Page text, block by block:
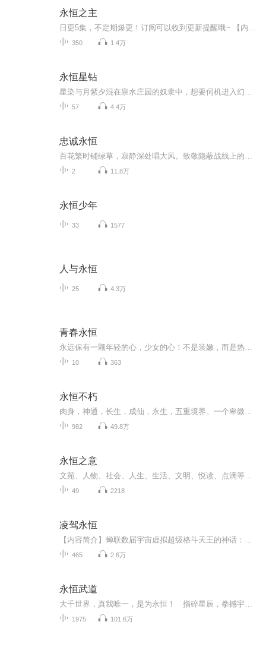
永恒之主
350 1.4万
永恒星钻
57 4.4万
忠诚永恒
2 11.8万
永恒少年
33 1577
人与永恒
25 4.3万
青春永恒
10 363
永恒不朽
982 49.8万
永恒之意
49 2218
凌驾永恒
465 2.6万
永恒武道
1975 101.6万